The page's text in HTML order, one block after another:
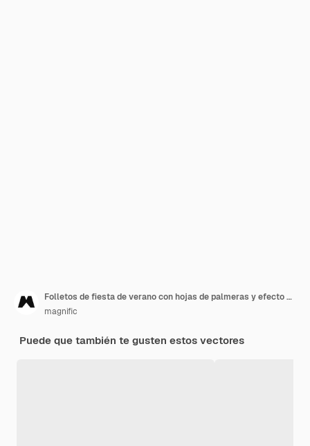
Folletos de fiesta de verano con hojas de palmeras y efecto bokeh
magnific
Puede que también te gusten estos vectores